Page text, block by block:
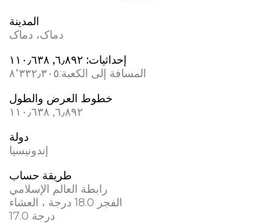
المدينة
دماک، دماک
إحداثيات:
المسافة إلى الكعبة:٨٬٣٣٢٫٣٠٥
خطوط العرض والطول
دولة
إندونيسيا
طريقة حساب
رابطة العالم الإسلامي
الفجر 18.0 درجة ، العشاء
17.0 درجة